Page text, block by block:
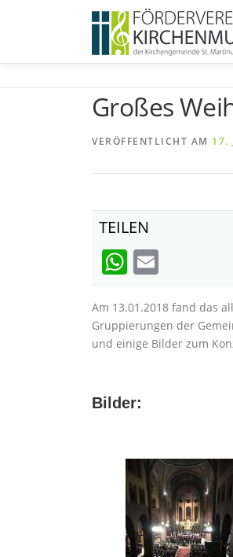
Großes
VERÖFFENTLICHT AM 17.
TEILEN
WhatsApp
Am 13.01.2018 fand das
Gruppierungen der
und einige Bilder zum
Bilder: